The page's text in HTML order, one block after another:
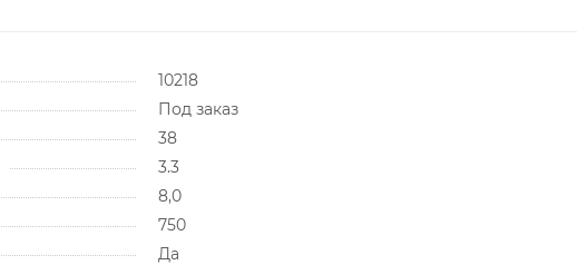
10218
Под заказ
38
3.3
8,0
750
Да